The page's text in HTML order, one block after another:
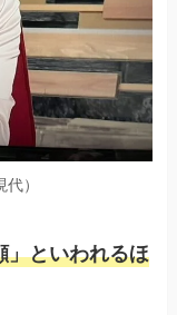
）
」といわれるほ